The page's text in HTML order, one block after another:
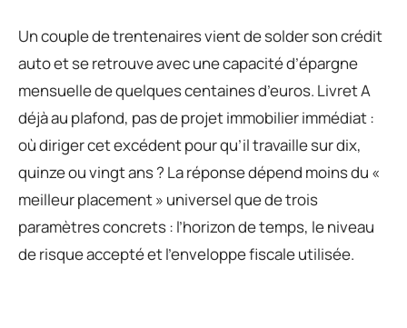
Un couple de trentenaires vient de solder son crédit
auto et se retrouve avec une capacité d’épargne
mensuelle de quelques centaines d’euros. Livret A
déjà au plafond, pas de projet immobilier immédiat :
où diriger cet excédent pour qu’il travaille sur dix,
quinze ou vingt ans ? La réponse dépend moins du «
meilleur placement » universel que de trois
paramètres concrets : l’horizon de temps, le niveau
de risque accepté et l’enveloppe fiscale utilisée.